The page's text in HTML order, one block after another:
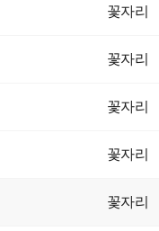
꽃자리
꽃자리
꽃자리
꽃자리
꽃자리